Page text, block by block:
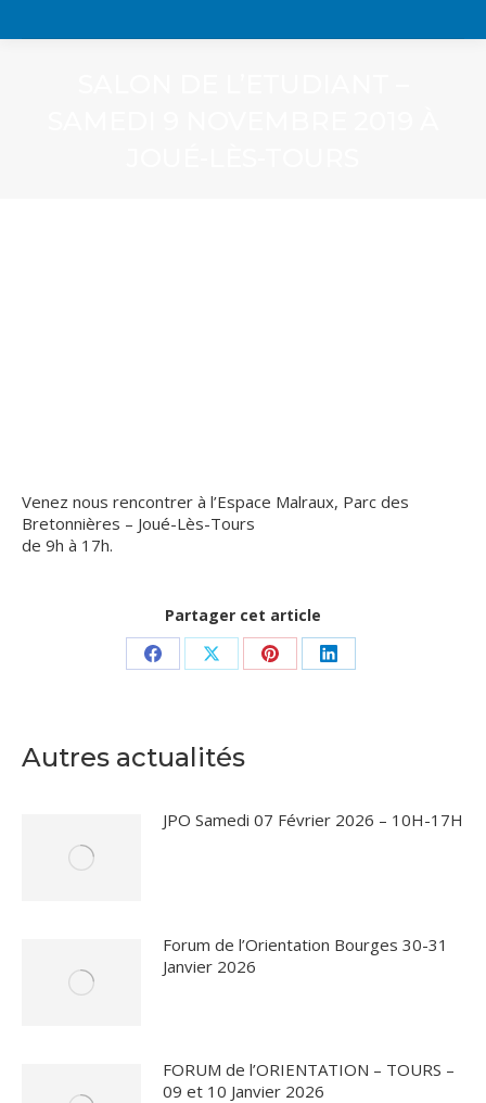
Venez nous rencontrer à l’Espace Malraux, Parc des
Bretonnières – Joué-Lès-Tours
de 9h à 17h.
Partager cet article
PartagerPartagerPartagerPartager
Autres actualités
JPO Samedi 07 Février 2026 – 10H-17H
Forum de l’Orientation Bourges 30-31
Janvier 2026
FORUM de l’ORIENTATION – TOURS –
09 et 10 Janvier 2026